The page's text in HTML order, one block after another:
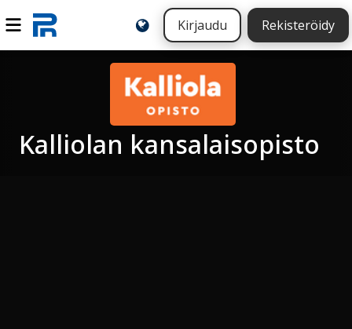
Kirjaudu Rekisteröidy
Kalliolan kansalaisopisto